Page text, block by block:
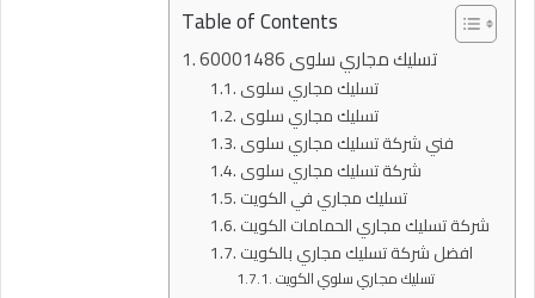
Table of Contents
تسليك مجاري سلوى 60001486
تسليك مجاري سلوى
تسليك مجاري سلوى
فني شركة تسليك مجاري سلوى
شركة تسليك مجاري سلوى
تسليك مجاري في الكويت
شركة تسليك مجاري الحمامات الكويت
افضل شركة تسليك مجاري بالكويت
تسليك مجاري سلوي الكويت